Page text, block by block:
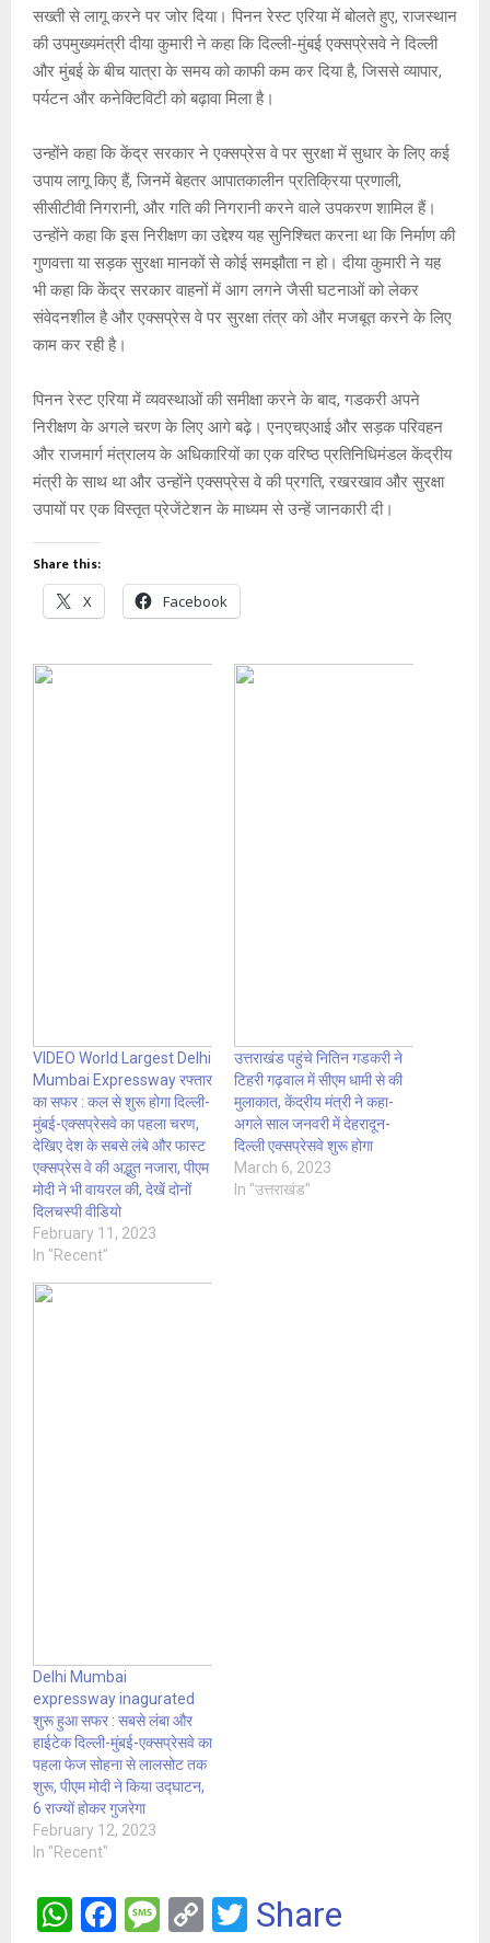
सख्ती से लागू करने पर जोर दिया। पिनन रेस्ट एरिया में बोलते हुए, राजस्थान
की उपमुख्यमंत्री दीया कुमारी ने कहा कि दिल्ली-मुंबई एक्सप्रेसवे ने दिल्ली
और मुंबई के बीच यात्रा के समय को काफी कम कर दिया है, जिससे व्यापार,
पर्यटन और कनेक्टिविटी को बढ़ावा मिला है।
उन्होंने कहा कि केंद्र सरकार ने एक्सप्रेस वे पर सुरक्षा में सुधार के लिए कई
उपाय लागू किए हैं, जिनमें बेहतर आपातकालीन प्रतिक्रिया प्रणाली,
सीसीटीवी निगरानी, और गति की निगरानी करने वाले उपकरण शामिल हैं।
उन्होंने कहा कि इस निरीक्षण का उद्देश्य यह सुनिश्चित करना था कि निर्माण की
गुणवत्ता या सड़क सुरक्षा मानकों से कोई समझौता न हो। दीया कुमारी ने यह
भी कहा कि केंद्र सरकार वाहनों में आग लगने जैसी घटनाओं को लेकर
संवेदनशील है और एक्सप्रेस वे पर सुरक्षा तंत्र को और मजबूत करने के लिए
काम कर रही है।
पिनन रेस्ट एरिया में व्यवस्थाओं की समीक्षा करने के बाद, गडकरी अपने
निरीक्षण के अगले चरण के लिए आगे बढ़े। एनएचएआई और सड़क परिवहन
और राजमार्ग मंत्रालय के अधिकारियों का एक वरिष्ठ प्रतिनिधिमंडल केंद्रीय
मंत्री के साथ था और उन्होंने एक्सप्रेस वे की प्रगति, रखरखाव और सुरक्षा
उपायों पर एक विस्तृत प्रेजेंटेशन के माध्यम से उन्हें जानकारी दी।
Share this:
X Facebook
VIDEO World Largest Delhi
Mumbai Expressway रफ्तार
का सफर : कल से शुरू होगा दिल्ली-
मुंबई-एक्सप्रेसवे का पहला चरण,
देखिए देश के सबसे लंबे और फास्ट
एक्सप्रेस वे की अद्भुत नजारा, पीएम
मोदी ने भी वायरल की, देखें दोनों
दिलचस्पी वीडियो
February 11, 2023
In "Recent"
उत्तराखंड पहुंचे नितिन गडकरी ने
टिहरी गढ़वाल में सीएम धामी से की
मुलाकात, केंद्रीय मंत्री ने कहा-
अगले साल जनवरी में देहरादून-
दिल्ली एक्सप्रेसवे शुरू होगा
March 6, 2023
In "उत्तराखंड"
Delhi Mumbai
expressway inagurated
शुरू हुआ सफर : सबसे लंबा और
हाईटेक दिल्ली-मुंबई-एक्सप्रेसवे का
पहला फेज सोहना से लालसोट तक
शुरू, पीएम मोदी ने किया उद्घाटन,
6 राज्यों होकर गुजरेगा
February 12, 2023
In "Recent"
W F
M C
T
Share